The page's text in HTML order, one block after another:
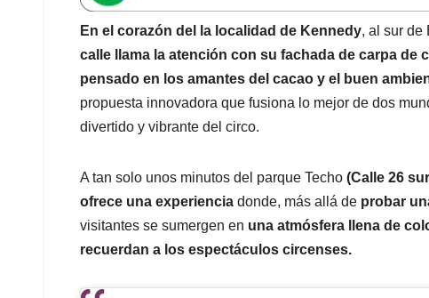
s
A
p
p
b
o
o
k
e
d
I
n
l
a
d
s
En el corazón del la localidad de Kennedy, al sur de
calle llama la atención con su fachada de carpa de
pensado en los amantes del cacao y el buen
propuesta innovadora que fusiona lo mejor de dos
divertido y vibrante del circo.
A tan solo unos minutos del parque Techo (Calle 26
ofrece una experiencia donde, más allá de probar
visitantes se sumergen en una atmósfera llena de
recuerdan a los espectáculos circenses.